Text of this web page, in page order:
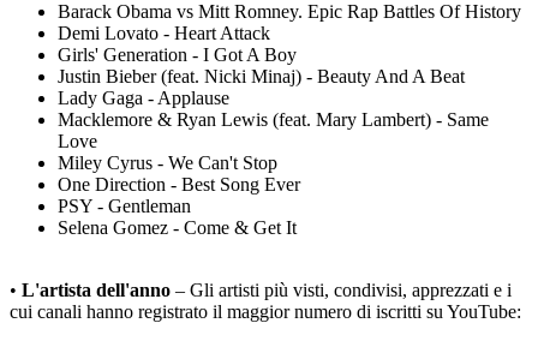
Barack Obama vs Mitt Romney. Epic Rap Battles Of History
Demi Lovato - Heart Attack
Girls' Generation - I Got A Boy
Justin Bieber (feat. Nicki Minaj) - Beauty And A Beat
Lady Gaga - Applause
Macklemore & Ryan Lewis (feat. Mary Lambert) - Same
Love
Miley Cyrus - We Can't Stop
One Direction - Best Song Ever
PSY - Gentleman
Selena Gomez - Come & Get It
• L'artista dell'anno – Gli artisti più visti, condivisi, apprezzati e i
cui canali hanno registrato il maggior numero di iscritti su YouTube: